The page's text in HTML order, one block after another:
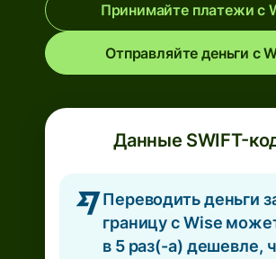
Принимайте платежи с
Отправляйте деньги с
Данные SWIFT-
Переводить деньги
границу с Wise
в 5 раз(-а) дешевле,